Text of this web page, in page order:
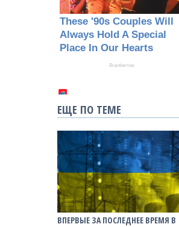
ЕЩЕ ПО ТЕМЕ
ВПЕРВЫЕ ЗА ПОСЛЕДНЕЕ ВРЕМЯ В